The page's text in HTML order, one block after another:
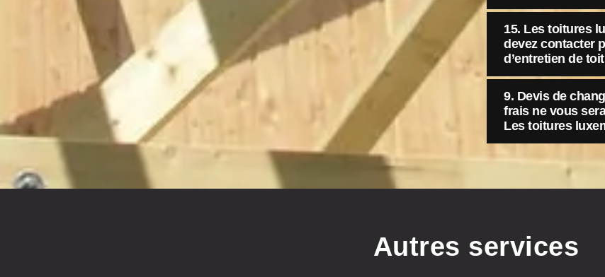
15. Les toitures
devez contacter
d’entretien de
9. Devis de
frais ne vous
Les toitures
Autres services